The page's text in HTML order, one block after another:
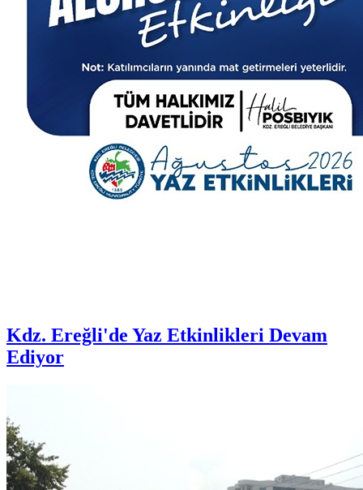
Kdz. Ereğli'de Yaz Etkinlikleri Devam
Ediyor